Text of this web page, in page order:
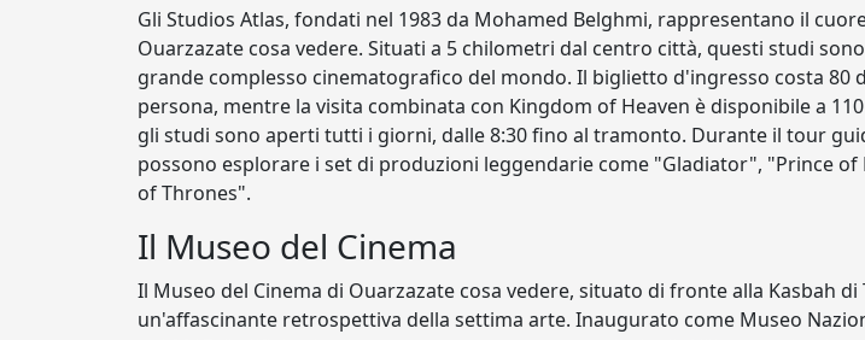
Gli Studios Atlas, fondati nel 1983 da Mohamed Belghmi, rappresentano il
Ouarzazate cosa vedere. Situati a 5 chilometri dal centro città, questi studi
grande complesso cinematografico del mondo. Il biglietto d'ingresso costa 80
persona, mentre la visita combinata con Kingdom of Heaven è disponibile a
gli studi sono aperti tutti i giorni, dalle 8:30 fino al tramonto. Durante il tour
possono esplorare i set di produzioni leggendarie come "Gladiator", "Prince of
of Thrones".
Il Museo del Cinema
Il Museo del Cinema di Ouarzazate cosa vedere, situato di fronte alla Kasbah
un'affascinante retrospettiva della settima arte. Inaugurato come Museo